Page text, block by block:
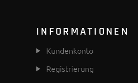
INFORMATIONEN
Kundenkonto
Registrierung